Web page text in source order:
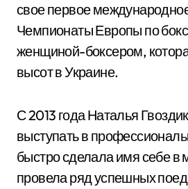
свое первое
Чемпионаты Европы по
женщиной-боксером,
высот в Украине.
С 2013 года Наталья
выступать в
быстро сделала имя себе в
провела ряд успешных